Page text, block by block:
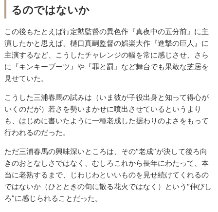
るのではないか
この後もたとえば行定勲監督の異色作『真夜中の五分前』に主
演したかと思えば、樋口真嗣監督の娯楽大作『進撃の巨人』に
主演するなど、こうしたチャレンジの幅を常に感じさせ、さら
に『キンキーブーツ』や『罪と罰』など舞台でも果敢な芝居を
見せていた。
こうした三浦春馬の試みは（いま彼が子役出身と知って得心が
いくのだが）若さを勢いまかせに噴出させているというより
も、はじめに書いたように一種老成した据わりのよさをもって
行われるのだった。
ただ三浦春馬の興味深いところは、その“老成”が決して後ろ向
きのおとなしさではなく、むしろこれから長年にわたって、本
当に老熟するまで、じわじわといいものを見せ続けてくれるの
ではないか（ひとときの旬に散る花火ではなく）という“伸びし
ろ”に感じられることだった。